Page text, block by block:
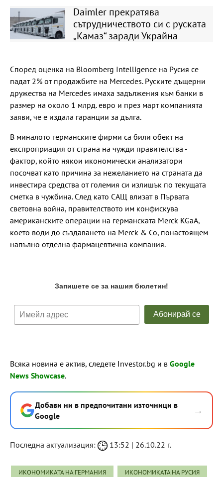
Daimler прекратява
сътрудничеството си с руската
„Камаз“ заради Украйна
Според оценка на Bloomberg Intelligence на Русия се
падат 2% от продажбите на Mercedes. Руските дъщерни
дружества на Mercedes имаха задължения към банки в
размер на около 1 млрд. евро и през март компанията
заяви, че е издала гаранции за дълга.
В миналото германските фирми са били обект на
експроприация от страна на чужди правителства -
фактор, който някои икономически анализатори
посочват като причина за нежеланието на страната да
инвестира средства от големия си излишък по текущата
сметка в чужбина. След като САЩ влизат в Първата
световна война, правителството им конфискува
американските операции на германската Merck KGaA,
което води до създаването на Merck & Co, понастоящем
напълно отделна фармацевтична компания.
Всяка новина е актив, следете Investor.bg и в Google
News Showcase.
Добави ни в предпочитани източници в
Google
→
Последна актуализация: 13:52 | 26.10.22 г.
ИКОНОМИКАТА НА ГЕРМАНИЯ ИКОНОМИКАТА НА РУСИЯ